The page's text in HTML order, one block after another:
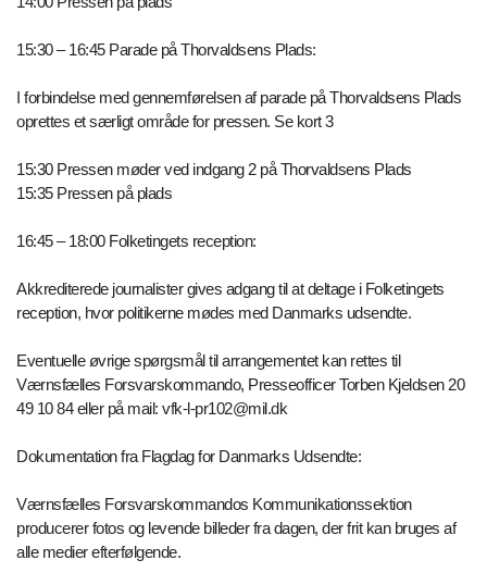
15:30 – 16:45 Parade på Thorvaldsens Plads:
I forbindelse med gennemførelsen af parade på Thorvaldsens Plads
oprettes et særligt område for pressen. Se kort 3
15:30 Pressen møder ved indgang 2 på Thorvaldsens Plads
15:35 Pressen på plads
16:45 – 18:00 Folketingets reception:
Akkrediterede journalister gives adgang til at deltage i Folketingets
reception, hvor politikerne mødes med Danmarks udsendte.
Eventuelle øvrige spørgsmål til arrangementet kan rettes til
Værnsfælles Forsvarskommando, Presseofficer Torben Kjeldsen 20
49 10 84 eller på mail: vfk-l-pr102@mil.dk
Dokumentation fra Flagdag for Danmarks Udsendte:
Værnsfælles Forsvarskommandos Kommunikationssektion
producerer fotos og levende billeder fra dagen, der frit kan bruges af
alle medier efterfølgende.